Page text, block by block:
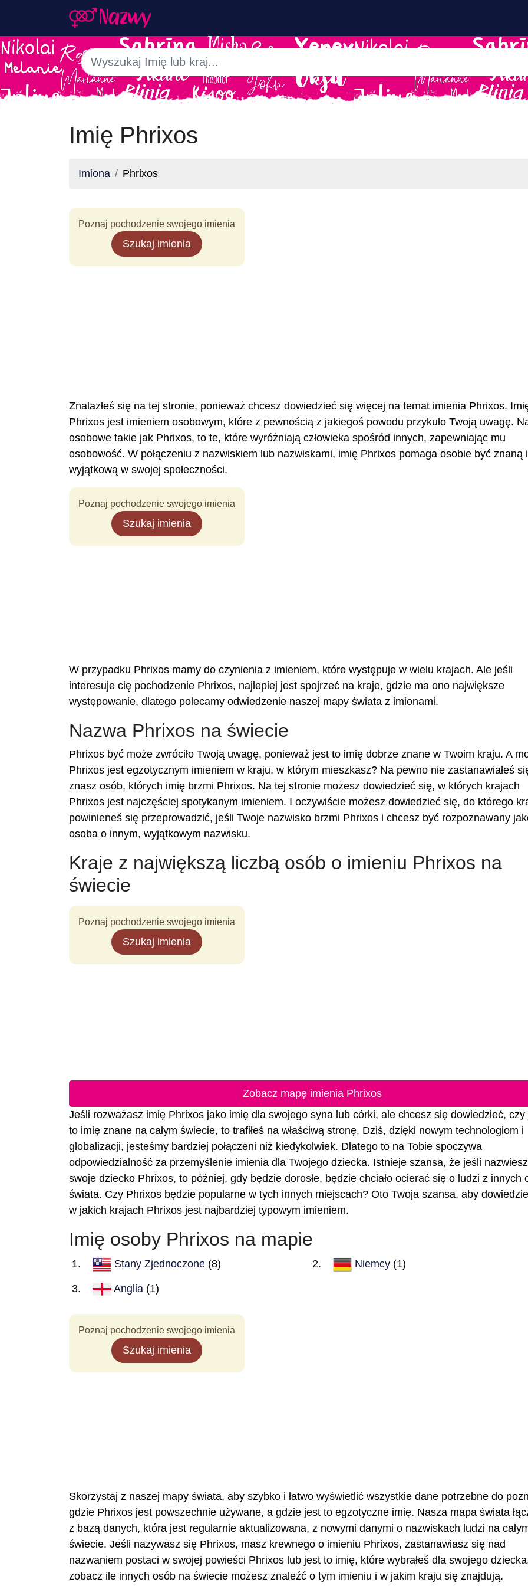
Imię Phrixos
Imiona Phrixos
Poznaj pochodzenie swojego imienia
Szukaj imienia
Znalazłeś się na tej stronie, ponieważ chcesz dowiedzieć się więcej na temat imienia Phrixos.
Phrixos jest imieniem osobowym, które z pewnością z jakiegoś powodu przykuło Twoją uwagę.
osobowe takie jak Phrixos, to te, które wyróżniają człowieka spośród innych, zapewniając mu
osobowość. W połączeniu z nazwiskiem lub nazwiskami, imię Phrixos pomaga osobie być znaną i
wyjątkową w swojej społeczności.
Poznaj pochodzenie swojego imienia
Szukaj imienia
W przypadku Phrixos mamy do czynienia z imieniem, które występuje w wielu krajach. Ale jeśli
interesuje cię pochodzenie Phrixos, najlepiej jest spojrzeć na kraje, gdzie ma ono największe
występowanie, dlatego polecamy odwiedzenie naszej mapy świata z imionami.
Nazwa Phrixos na świecie
Phrixos być może zwróciło Twoją uwagę, ponieważ jest to imię dobrze znane w Twoim kraju. A
Phrixos jest egzotycznym imieniem w kraju, w którym mieszkasz? Na pewno nie zastanawiałeś
znasz osób, których imię brzmi Phrixos. Na tej stronie możesz dowiedzieć się, w których krajach
Phrixos jest najczęściej spotykanym imieniem. I oczywiście możesz dowiedzieć się, do którego
powinieneś się przeprowadzić, jeśli Twoje nazwisko brzmi Phrixos i chcesz być rozpoznawany
osoba o innym, wyjątkowym nazwisku.
Kraje z największą liczbą osób o imieniu Phrixos na
świecie
Poznaj pochodzenie swojego imienia
Szukaj imienia
Zobacz mapę imienia Phrixos
Jeśli rozważasz imię Phrixos jako imię dla swojego syna lub córki, ale chcesz się dowiedzieć, czy
to imię znane na całym świecie, to trafiłeś na właściwą stronę. Dziś, dzięki nowym technologiom i
globalizacji, jesteśmy bardziej połączeni niż kiedykolwiek. Dlatego to na Tobie spoczywa
odpowiedzialność za przemyślenie imienia dla Twojego dziecka. Istnieje szansa, że jeśli nazwiesz
swoje dziecko Phrixos, to później, gdy będzie dorosłe, będzie chciało ocierać się o ludzi z innych
świata. Czy Phrixos będzie popularne w tych innych miejscach? Oto Twoja szansa, aby
w jakich krajach Phrixos jest najbardziej typowym imieniem.
Imię osoby Phrixos na mapie
Stany Zjednoczone (8) Niemcy(1)
Anglia (1)
Poznaj pochodzenie swojego imienia
Szukaj imienia
Skorzystaj z naszej mapy świata, aby szybko i łatwo wyświetlić wszystkie dane potrzebne do
gdzie Phrixos jest powszechnie używane, a gdzie jest to egzotyczne imię. Nasza mapa świata
z bazą danych, która jest regularnie aktualizowana, z nowymi danymi o nazwiskach ludzi na
świecie. Jeśli nazywasz się Phrixos, masz krewnego o imieniu Phrixos, zastanawiasz się nad
nazwaniem postaci w swojej powieści Phrixos lub jest to imię, które wybrałeś dla swojego
zobacz ile innych osób na świecie możesz znaleźć o tym imieniu i w jakim kraju się znajdują.